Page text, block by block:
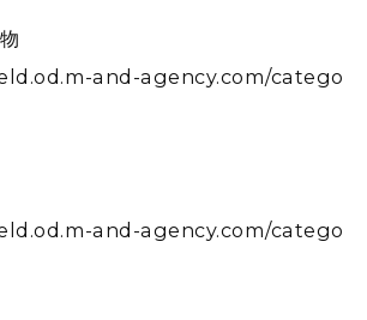
and-agency.com/catego
and-agency.com/catego